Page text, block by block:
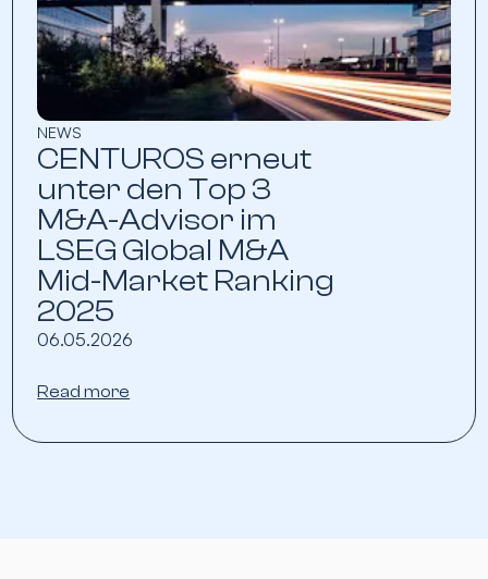
NEWS
CENTUROS erneut
unter den Top 3
M&A-Advisor im
LSEG Global M&A
Mid-Market Ranking
2025
06.05.2026
Read more